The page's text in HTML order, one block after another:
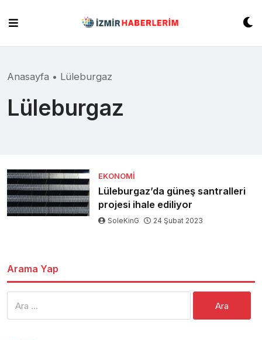
content
Anasayfa • Lüleburgaz
Lüleburgaz
EKONOMI
Lüleburgaz’da güneş santralleri
projesi ihale ediliyor
SoleKinG 24 Şubat 2023
Arama Yap